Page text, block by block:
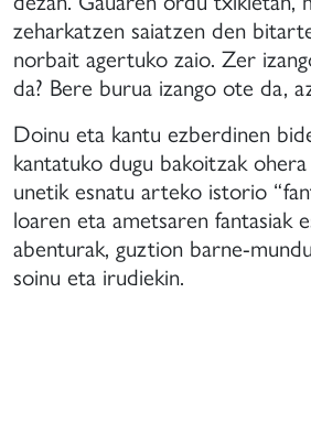
zeharkatzen saiatzen den
norbait agertuko zaio. Zer
da? Bere burua izango ote da,
Doinu eta kantu ezberdinen
kantatuko dugu bakoitzak
unetik esnatu arteko istorio
loaren eta ametsaren fantasiak
abenturak, guztion barne-
soinu eta irudiekin.